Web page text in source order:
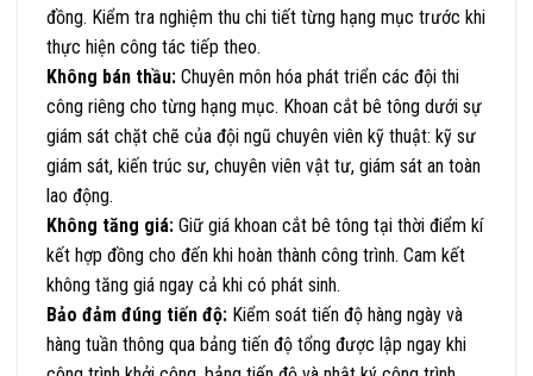
đồng. Kiểm tra nghiệm thu chi tiết từng hạng mục trước khi
thực hiện công tác tiếp theo.
Không bán thầu: Chuyên môn hóa phát triển các đội thi
công riêng cho từng hạng mục. Khoan cắt bê tông dưới sự
giám sát chặt chẽ của đội ngũ chuyên viên kỹ thuật: kỹ sư
giám sát, kiến trúc sư, chuyên viên vật tư, giám sát an toàn
lao động.
Không tăng giá: Giữ giá khoan cắt bê tông tại thời điểm kí
kết hợp đồng cho đến khi hoàn thành công trình. Cam kết
không tăng giá ngay cả khi có phát sinh.
Bảo đảm đúng tiến độ: Kiểm soát tiến độ hàng ngày và
hàng tuần thông qua bảng tiến độ tổng được lập ngay khi